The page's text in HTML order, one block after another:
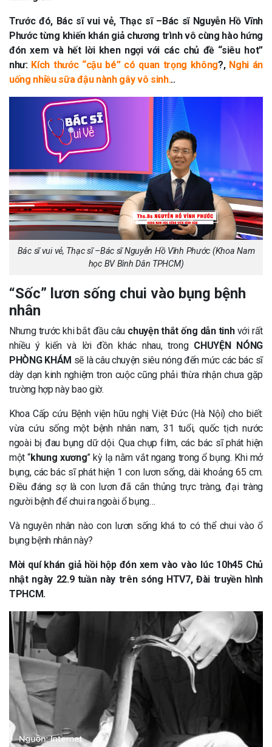
Trước đó, Bác sĩ vui vẻ, Thạc sĩ –Bác sĩ Nguyễn Hồ Vĩnh
Phước từng khiến khán giả chương trình vô cùng hào hứng
đón xem và hết lời khen ngợi với các chủ đề “siêu hot”
như: Kích thước “cậu bé” có quan trọng không?, Nghi án
uống nhiều sữa đậu nành gây vô sinh...
Bác sĩ vui vẻ, Thạc sĩ –Bác sĩ Nguyễn Hồ Vĩnh Phước (Khoa Nam
học BV Bình Dân TPHCM)
“Sốc” lươn sống chui vào bụng bệnh
nhân
Nhưng trước khi bắt đầu câu chuyện thắt ống dẫn tinhvới rất
nhiều ý kiến và lời đồn khác nhau, trong CHUYỆN NÓNG
PHÒNG KHÁM sẽ là câu chuyện siêu nóng đến mức các bác sĩ
dày dạn kinh nghiệm tron cuộc cũng phải thừa nhận chưa gặp
trường hợp này bao giờ.
Khoa Cấp cứu Bệnh viện hữu nghị Việt Đức (Hà Nội) cho biết:
vừa cứu sống một bệnh nhân nam, 31 tuổi, quốc tịch nước
ngoài bị đau bụng dữ dội. Qua chụp film, các bác sĩ phát hiện
một “khung xương” kỳ lạ nằm vắt ngang trong ổ bụng. Khi mở
bụng, các bác sĩ phát hiện 1 con lươn sống, dài khoảng 65 cm.
Điều đáng sợ là con lươn đã cắn thủng trực tràng, đại tràng
người bệnh để chui ra ngoài ổ bụng…
Và nguyên nhân nào con lươn sống khá to có thể chui vào ổ
bụng bệnh nhân này?
Mời quí khán giả hồi hộp đón xem vào vào lúc 10h45 Chủ
nhật ngày 22.9 tuần này trên sóng HTV7, Đài truyền hình
TPHCM.